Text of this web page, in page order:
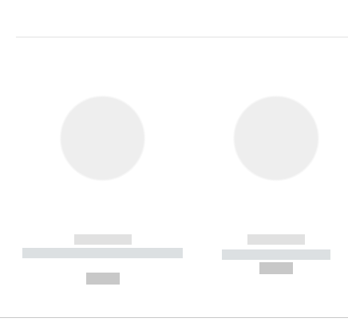
------------
----------- ----------- ----------
------------
----------- -----------